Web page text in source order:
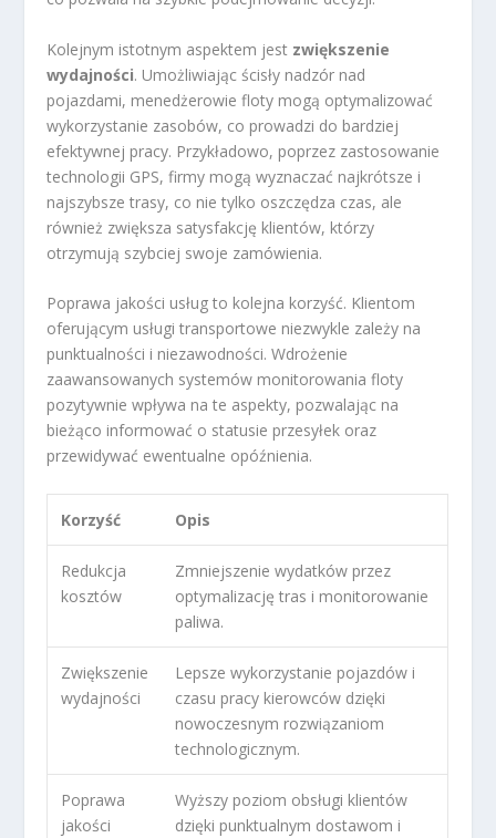
Kolejnym istotnym aspektem jest zwiększenie
wydajności. Umożliwiając ścisły nadzór nad
pojazdami, menedżerowie floty mogą optymalizować
wykorzystanie zasobów, co prowadzi do bardziej
efektywnej pracy. Przykładowo, poprzez zastosowanie
technologii GPS, firmy mogą wyznaczać najkrótsze i
najszybsze trasy, co nie tylko oszczędza czas, ale
również zwiększa satysfakcję klientów, którzy
otrzymują szybciej swoje zamówienia.
Poprawa jakości usług to kolejna korzyść. Klientom
oferującym usługi transportowe niezwykle zależy na
punktualności i niezawodności. Wdrożenie
zaawansowanych systemów monitorowania floty
pozytywnie wpływa na te aspekty, pozwalając na
bieżąco informować o statusie przesyłek oraz
przewidywać ewentualne opóźnienia.
Korzyść Opis
Redukcja
kosztów
Zmniejszenie wydatków przez
optymalizację tras i monitorowanie
paliwa.
Zwiększenie
wydajności
Lepsze wykorzystanie pojazdów i
czasu pracy kierowców dzięki
nowoczesnym rozwiązaniom
technologicznym.
Poprawa
jakości
Wyższy poziom obsługi klientów
dzięki punktualnym dostawom i